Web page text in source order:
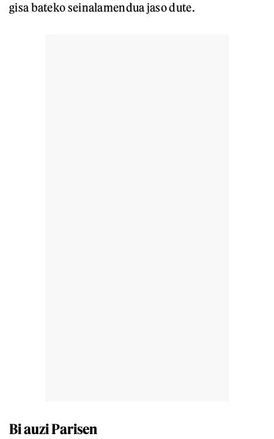
gisa bateko seinalamendua jaso dute.
Bi auzi Parisen